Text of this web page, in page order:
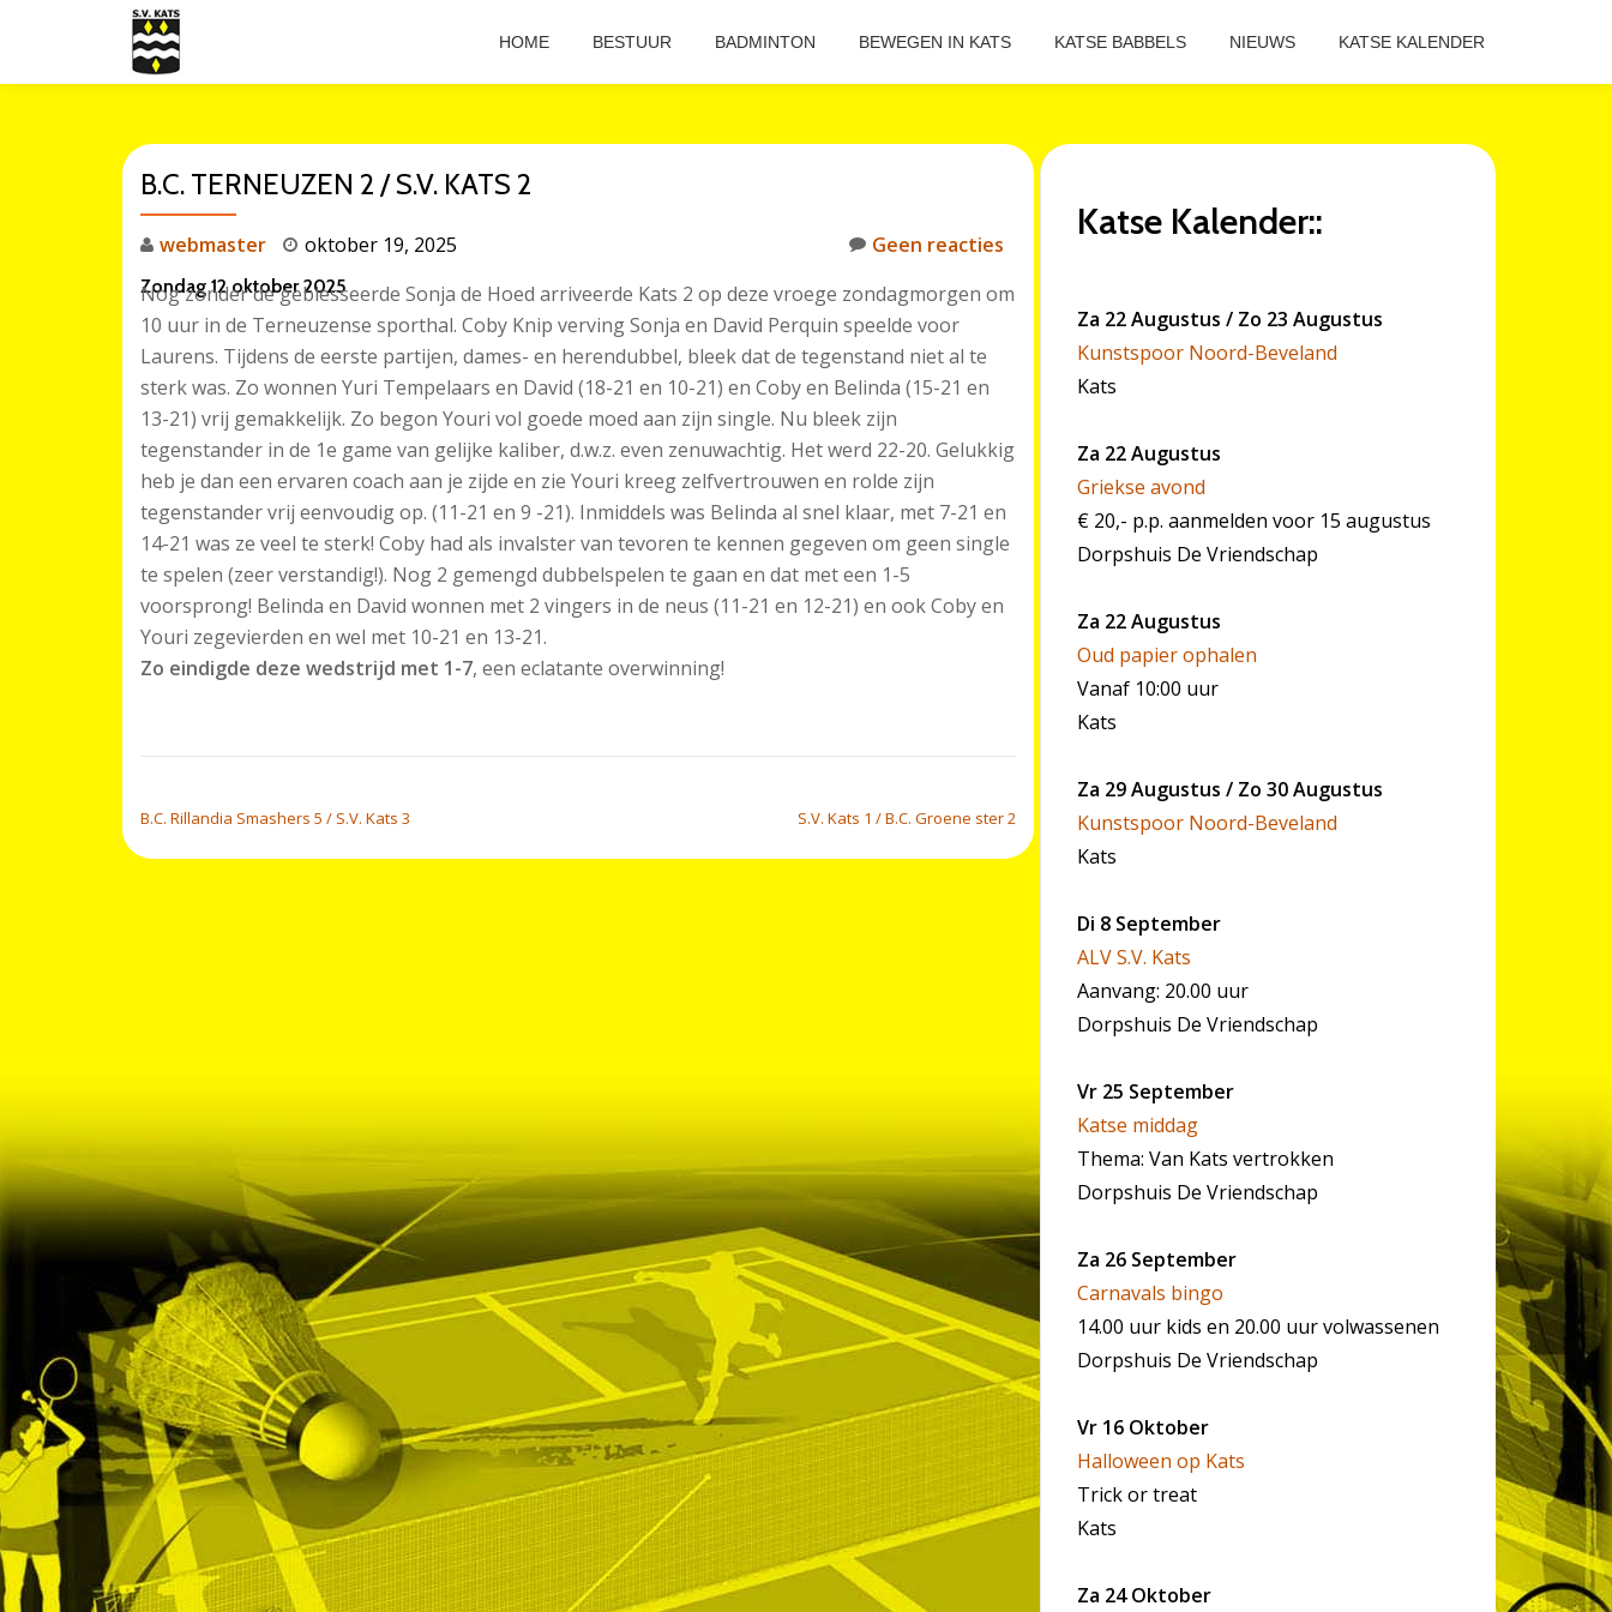
HOME BESTUUR BADMINTON BEWEGEN IN KATS KATSE BABBELS NIEUWS KATSE KALENDER
B.C. TERNEUZEN 2 / S.V. KATS 2
webmaster oktober 19, 2025 Geen reacties
Zondag 12 oktober 2025
Nog zonder de geblesseerde Sonja de Hoed arriveerde Kats 2 op deze vroege zondagmorgen om
10 uur in de Terneuzense sporthal. Coby Knip verving Sonja en David Perquin speelde voor
Laurens. Tijdens de eerste partijen, dames- en herendubbel, bleek dat de tegenstand niet al te
sterk was. Zo wonnen Yuri Tempelaars en David (18-21 en 10-21) en Coby en Belinda (15-21 en
13-21) vrij gemakkelijk. Zo begon Youri vol goede moed aan zijn single. Nu bleek zijn
tegenstander in de 1e game van gelijke kaliber, d.w.z. even zenuwachtig. Het werd 22-20. Gelukkig
heb je dan een ervaren coach aan je zijde en zie Youri kreeg zelfvertrouwen en rolde zijn
tegenstander vrij eenvoudig op. (11-21 en 9 -21). Inmiddels was Belinda al snel klaar, met 7-21 en
14-21 was ze veel te sterk! Coby had als invalster van tevoren te kennen gegeven om geen single
te spelen (zeer verstandig!). Nog 2 gemengd dubbelspelen te gaan en dat met een 1-5
voorsprong! Belinda en David wonnen met 2 vingers in de neus (11-21 en 12-21) en ook Coby en
Youri zegevierden en wel met 10-21 en 13-21.
Zo eindigde deze wedstrijd met 1-7, een eclatante overwinning!
B.C. Rillandia Smashers 5 / S.V. Kats 3 S.V. Kats 1 / B.C. Groene ster 2
Katse Kalender::
Za 22 Augustus / Zo 23 Augustus
Kunstspoor Noord-Beveland
Kats
Za 22 Augustus
Griekse avond
€ 20,- p.p. aanmelden voor 15 augustus
Dorpshuis De Vriendschap
Za 22 Augustus
Oud papier ophalen
Vanaf 10:00 uur
Kats
Za 29 Augustus / Zo 30 Augustus
Kunstspoor Noord-Beveland
Kats
Di 8 September
ALV S.V. Kats
Aanvang: 20.00 uur
Dorpshuis De Vriendschap
Vr 25 September
Katse middag
Thema: Van Kats vertrokken
Dorpshuis De Vriendschap
Za 26 September
Carnavals bingo
14.00 uur kids en 20.00 uur volwassenen
Dorpshuis De Vriendschap
Vr 16 Oktober
Halloween op Kats
Trick or treat
Kats
Za 24 Oktober